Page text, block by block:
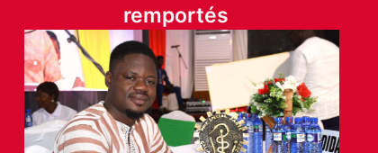
remportés